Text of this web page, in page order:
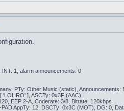
1, alarm announcements: 0
PTy: Other Music (static), Announcements:
'LOHRO' ], ASCTy: 0x3F (AAC)
EEP 2-A, Coderate: 3/8, Bitrate: 120kbps
AppTy: 12, DSCTy: 0x3C (MOT), DG: 0,